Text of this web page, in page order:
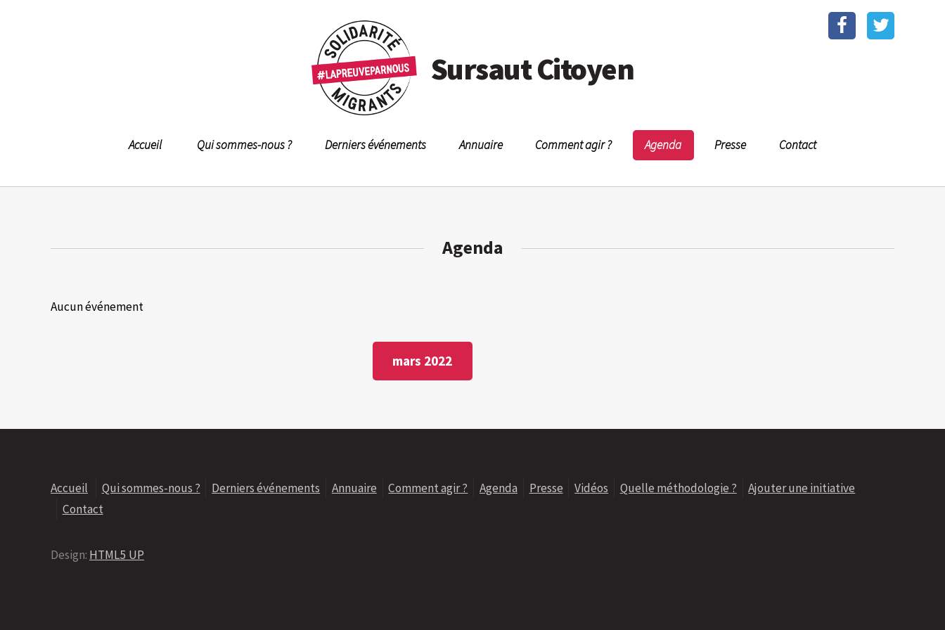
Sursaut Citoyen
Accueil Qui sommes-nous ? Derniers événements Annuaire Comment agir ? Agenda Presse Contact
Agenda
Aucun événement
mars 2022
Accueil Qui sommes-nous ? Derniers événements Annuaire Comment agir ? Agenda Presse Vidéos Quelle méthodologie ?
Ajouter une initiative
Contact
Design: HTML5 UP